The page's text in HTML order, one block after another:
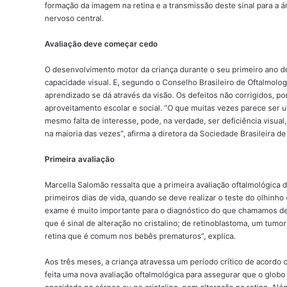
formação da imagem na retina e a transmissão deste sinal para a
nervoso central.
Avaliação deve começar cedo
O desenvolvimento motor da criança durante o seu primeiro ano
capacidade visual. E, segundo o Conselho Brasileiro de
aprendizado se dá através da visão. Os defeitos não corrigidos,
aproveitamento escolar e social. “O que muitas vezes parece ser
mesmo falta de interesse, pode, na verdade, ser deficiência
na maioria das vezes”, afirma a diretora da Sociedade Brasileira
Primeira avaliação
Marcella Salomão ressalta que a primeira avaliação oftalmológica
primeiros dias de vida, quando se deve realizar o teste do
exame é muito importante para o diagnóstico do que chamamos
que é sinal de alteração no cristalino; de retinoblastoma, um
retina que é comum nos bebês prematuros”, explica.
Aos três meses, a criança atravessa um período crítico de acordo
feita uma nova avaliação oftalmológica para assegurar que o